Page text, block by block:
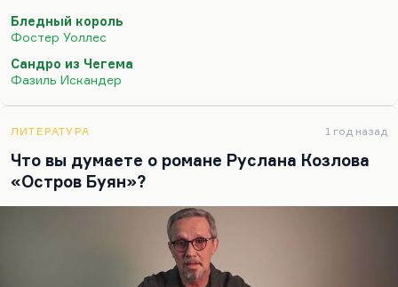
любом другом порядке.
Ну, наверное, «Бледного короля» Уоллеса,
который специально написан так, чтобы каждая
Наверное, «Женщины и мужчины» Макьюена —
тоже такой роман в рассказах с прокладками
авторской речи. Ну, не знаю. Довольно много
таких.
Я вам честно скажу, что я, например, «Туннель»
гэссовский читал не подряд. Наверное, надо
Бледный король
Фостер Уоллес
Сандро из Чегема
Фазиль Искандер
ЛИТЕРАТУРА 1 год назад
Что вы думаете о романе Руслана Козлова
«Остров Буян»?